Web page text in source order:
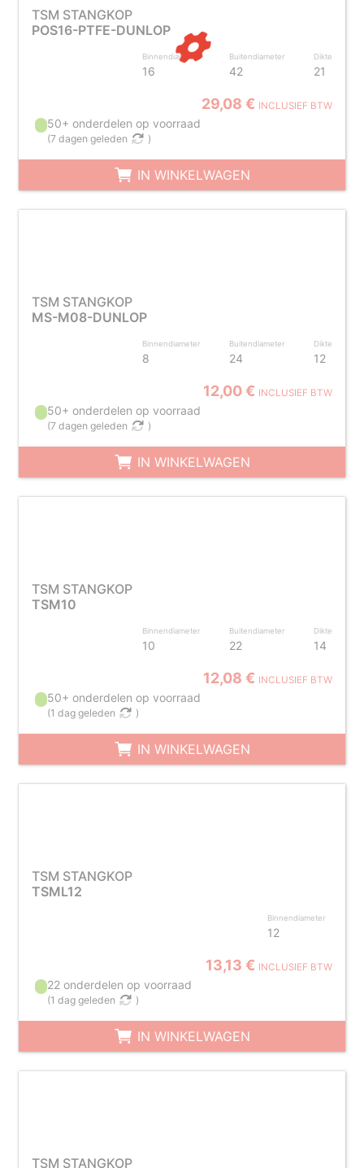
TSM STANGKOP
POS16-PTFE-DUNLOP
Binnendiameter
16
Buitendiameter
42
Dikte
21
29,08 € INCLUSIEF BTW
50+ onderdelen op voorraad
(7 dagen geleden )
IN WINKELWAGEN
TSM STANGKOP
MS-M08-DUNLOP
Binnendiameter
8
Buitendiameter
24
Dikte
12
12,00 € INCLUSIEF BTW
50+ onderdelen op voorraad
(7 dagen geleden )
IN WINKELWAGEN
TSM STANGKOP
TSM10
Binnendiameter
10
Buitendiameter
22
Dikte
14
12,08 € INCLUSIEF BTW
50+ onderdelen op voorraad
(1 dag geleden )
IN WINKELWAGEN
TSM STANGKOP
TSML12
Binnendiameter
12
13,13 € INCLUSIEF BTW
22 onderdelen op voorraad
(1 dag geleden )
IN WINKELWAGEN
TSM STANGKOP